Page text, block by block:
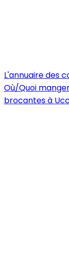
L'annuaire des
Où/Quoi
brocantes à